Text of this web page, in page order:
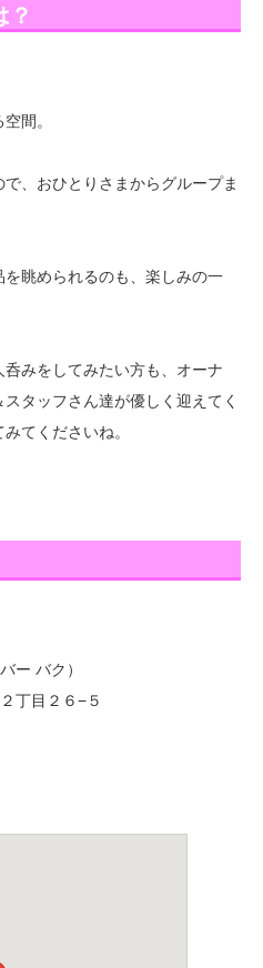
？
間。
、おひとりさまからグループま
眺められるのも、楽しみの一
みをしてみたい方も、オーナ
タッフさん達が優しく迎えてく
てくださいね。
ー バク）
丁目２６−５